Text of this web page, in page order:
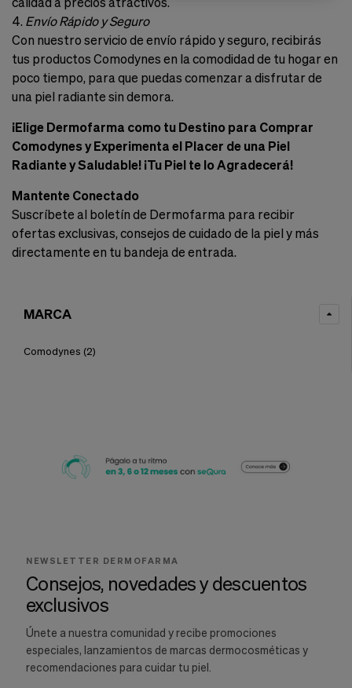
4. Envío Rápido y Seguro
Con nuestro servicio de envío rápido y seguro, recibirás
tus productos Comodynes en la comodidad de tu hogar en
poco tiempo, para que puedas comenzar a disfrutar de
una piel radiante sin demora.
¡Elige Dermofarma como tu Destino para Comprar
Comodynes y Experimenta el Placer de una Piel
Radiante y Saludable! ¡Tu Piel te lo Agradecerá!
Mantente Conectado
Suscríbete al boletín de Dermofarma para recibir
ofertas exclusivas, consejos de cuidado de la piel y más
directamente en tu bandeja de entrada.
MARCA
Comodynes (2)
NEWSLETTER DERMOFARMA
Consejos, novedades y descuentos
exclusivos
Únete a nuestra comunidad y recibe promociones
especiales, lanzamientos de marcas dermocosméticas y
recomendaciones para cuidar tu piel.